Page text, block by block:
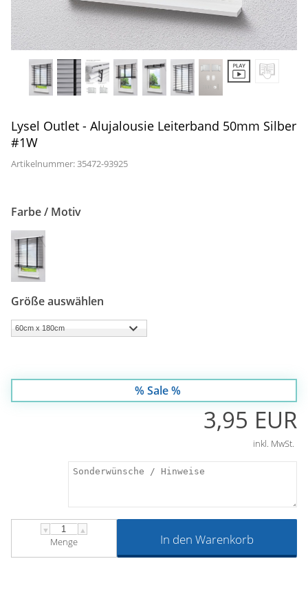
Gardinenstange
Stoffe
Panneaux
Lysel Outlet - Alujalousie Leiterband 50mm Silber
#1W
Artikelnummer: 35472-93925
Farbe / Motiv
Größe auswählen
% Sale %
3,95 EUR
inkl. MwSt.
▼ ▲
Menge In den Warenkorb